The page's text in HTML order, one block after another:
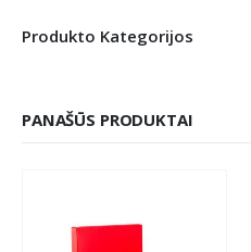
Produkto Kategorijos
PANAŠŪS PRODUKTAI